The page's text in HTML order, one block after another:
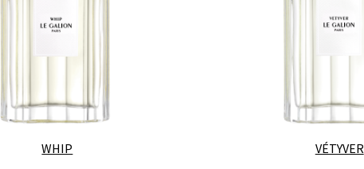
WHIP VÉTYVER